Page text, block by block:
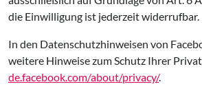
die Einwilligung ist jederzeit widerrufbar.
In den Datenschutzhinweisen von
weitere Hinweise zum Schutz Ihrer
de.facebook.com/about/privacy/.